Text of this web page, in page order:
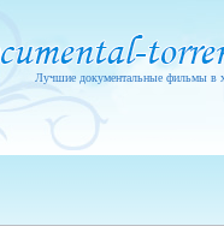
Лучшие документальные фильмы в